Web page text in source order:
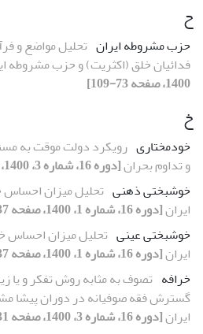
ح
حزب مشروطه ایران تحلیل مواضع و
فدائیان خلق (اکثریت) و حزب مشروطه
1400، صفحه 73-109]
خ
خودمختاری رویکرد دولت موقت به
و تداوم بحران[دوره 16، شماره 3، 1400، صفحه 183-212]
خوشبختی ذهنی تحلیل میزان احساس
ایران[دوره 16، شماره 1، 1400، صفحه 37-67]
خوشبختی عینی تحلیل میزان احساس
ایران[دوره 16، شماره 1، 1400، صفحه 37-67]
خرافه تصوف به مثابه روش تفکر و یا
گسترش فقه صوفیانه در دوران پیشا
ایران[دوره 16، شماره 3، 1400، صفحه 31-60]